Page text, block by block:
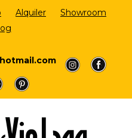
Alquiler
Showroom
a
a
a